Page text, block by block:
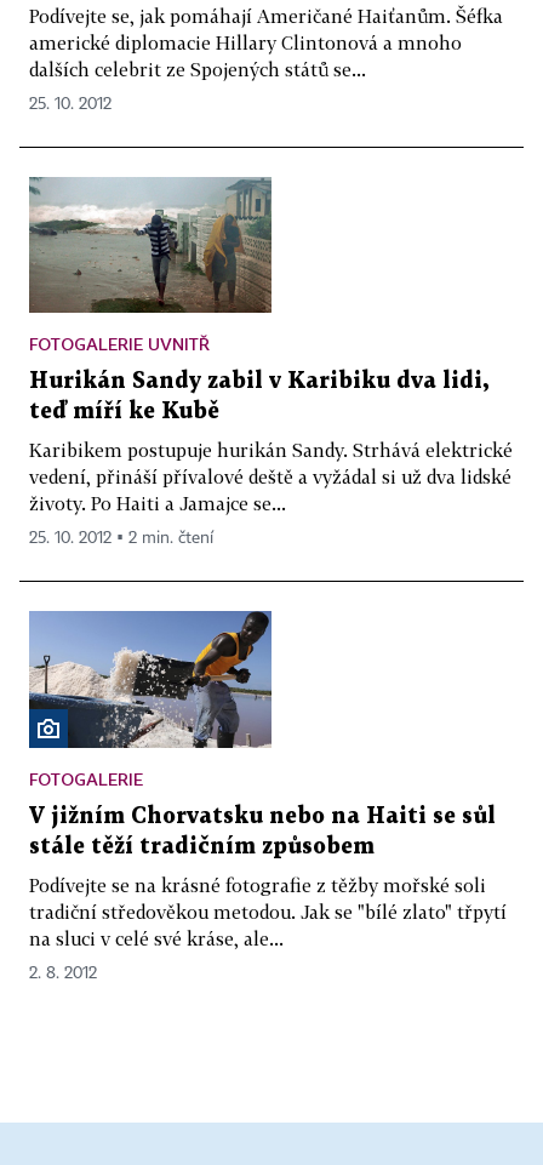
Podívejte se, jak pomáhají Američané Haiťanům. Šéfka
americké diplomacie Hillary Clintonová a mnoho
dalších celebrit ze Spojených států se...
25. 10. 2012
FOTOGALERIE UVNITŘ
Hurikán Sandy zabil v Karibiku dva lidi,
teď míří ke Kubě
Karibikem postupuje hurikán Sandy. Strhává elektrické
vedení, přináší přívalové deště a vyžádal si už dva lidské
životy. Po Haiti a Jamajce se...
25. 10. 2012 ▪ 2 min. čtení
FOTOGALERIE
V jižním Chorvatsku nebo na Haiti se sůl
stále těží tradičním způsobem
Podívejte se na krásné fotografie z těžby mořské soli
tradiční středověkou metodou. Jak se "bílé zlato" třpytí
na sluci v celé své kráse, ale...
2. 8. 2012